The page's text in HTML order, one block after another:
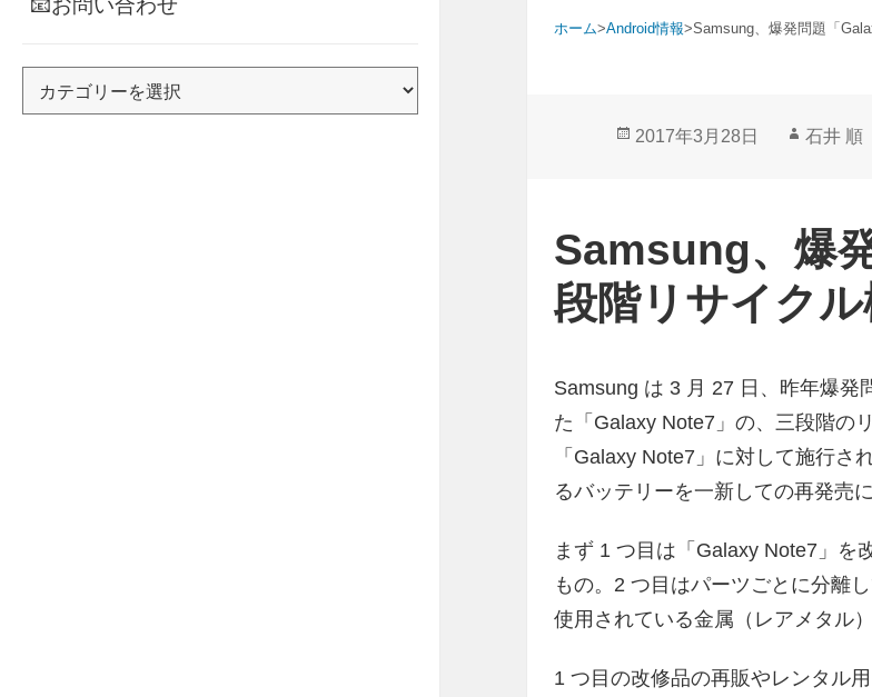
📧お問い合わせ
ホーム>Android情報>Samsung、爆発問題「
投
2017年3月28日
作
石井 順
Samsung、爆
段階リサイク
Samsung は 3 月 27 日、昨年爆発
た「Galaxy Note7」の、三段階の
「Galaxy Note7」に対して施行
るバッテリーを一新しての再発売
まず 1 つ目は「Galaxy Note7」を
もの。2 つ目はパーツごとに分離
使用されている金属（レアメタル
1 つ目の改修品の再販やレンタル